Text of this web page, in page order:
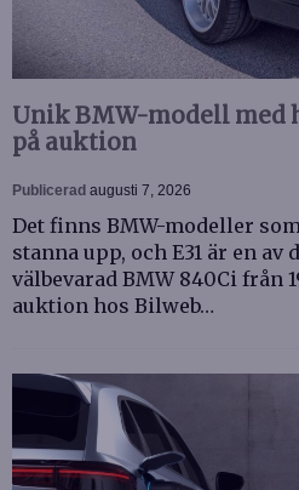
Unik BMW-modell med
på auktion
Publicerad augusti 7, 2026
Det finns BMW-modeller
stanna upp, och E31 är en
välbevarad BMW 840Ci från
auktion hos Bilweb…